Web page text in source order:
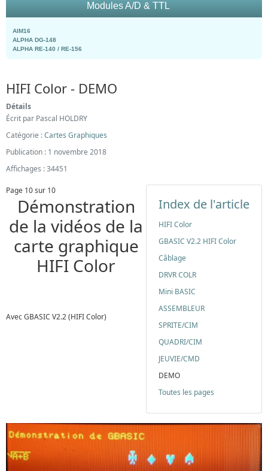
Modules A/D & TTL
AIM16
ALPHA DG-148
ALPHA RE-140 / RE-156
HIFI Color - DEMO
Détails
Écrit par Pascal HOLDRY
Catégorie :Cartes Graphiques
Publication : 1 novembre 2018
Affichages : 34451
Index de l'article
HIFI Color
GBASIC V2.2 HIFI Color
Câblage
DRVR COLR
Mini BASIC
ASSEMBLEUR
SPRITE/CIM
QUADRI/CIM
JEUVIE/CMD
DEMO
Toutes les pages
Page 10 sur 10
Démonstration
de la vidéos de la
carte graphique
HIFI Color
Avec GBASIC V2.2 (HIFI Color)